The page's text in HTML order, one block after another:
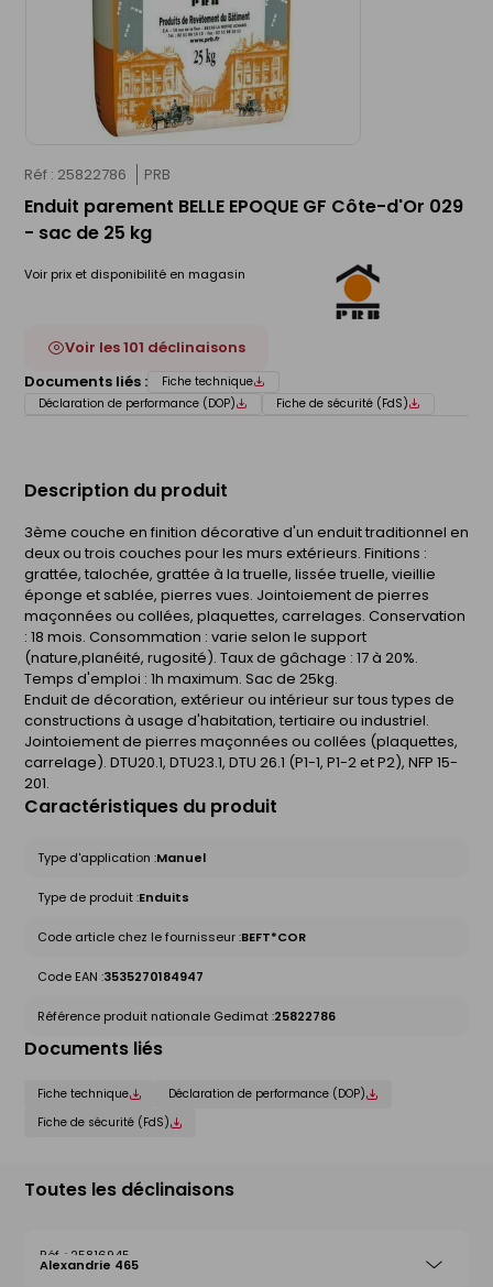
Réf : 25822786 PRB
Enduit parement BELLE EPOQUE GF Côte-d'Or 029
- sac de 25 kg
Voir prix et disponibilité en magasin
Voir les 101 déclinaisons
Documents liés :
Fiche technique
Déclaration de performance (DOP)
Fiche de sécurité (FdS)
Description du produit
3ème couche en finition décorative d'un enduit traditionnel en
deux ou trois couches pour les murs extérieurs. Finitions :
grattée, talochée, grattée à la truelle, lissée truelle, vieillie
éponge et sablée, pierres vues. Jointoiement de pierres
maçonnées ou collées, plaquettes, carrelages. Conservation
: 18 mois. Consommation : varie selon le support
(nature,planéité, rugosité). Taux de gâchage : 17 à 20%.
Temps d'emploi : 1h maximum. Sac de 25kg.
Enduit de décoration, extérieur ou intérieur sur tous types de
constructions à usage d'habitation, tertiaire ou industriel.
Jointoiement de pierres maçonnées ou collées (plaquettes,
carrelage). DTU20.1, DTU23.1, DTU 26.1 (P1-1, P1-2 et P2), NFP 15-
201.
Caractéristiques du produit
Type d'application :Manuel
Type de produit :Enduits
Code article chez le fournisseur :BEFT*COR
Code EAN :3535270184947
Référence produit nationale Gedimat :25822786
Documents liés
Fiche technique
Déclaration de performance (DOP)
Fiche de sécurité (FdS)
Toutes les déclinaisons
25816945
Alexandrie 465